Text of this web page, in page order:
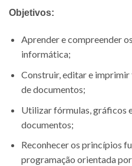
Objetivos:
Aprender e compreender
informática;
Construir, editar e
de documentos;
Utilizar fórmulas, gráficos
documentos;
Reconhecer os princípios
programação orientada